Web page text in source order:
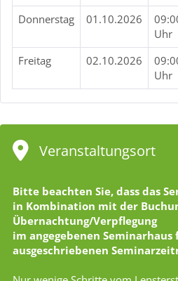
Donnerstag
01.10.2026
Uhr
Freitag
02.10.2026
Uhr
Veranstaltungsort
Bitte beachten Sie, dass das
in Kombination mit der
Übernachtung/Verpflegung
im angegebenen
ausgeschriebenen